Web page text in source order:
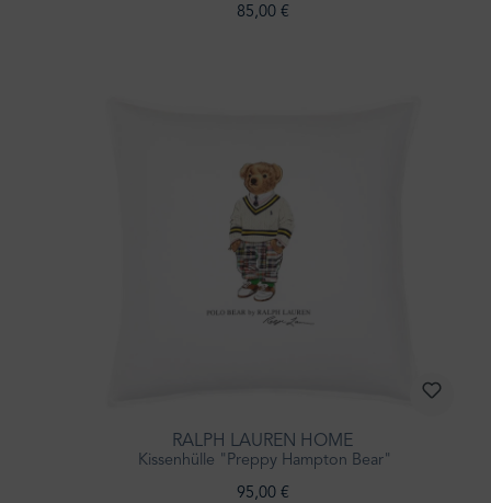
85,00 €
RALPH LAUREN HOME
Kissenhülle "Preppy Hampton Bear"
95,00 €